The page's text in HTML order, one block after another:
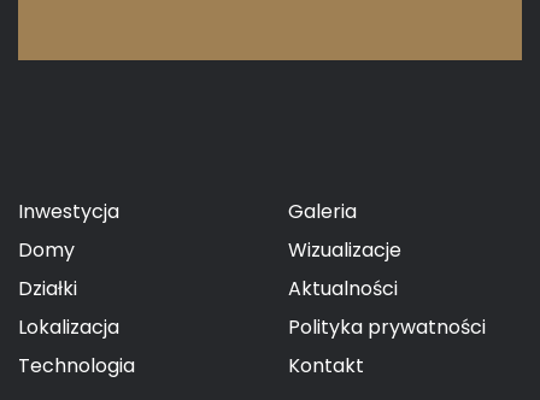
Inwestycja
Domy
Działki
Lokalizacja
Technologia
Galeria
Wizualizacje
Aktualności
Polityka prywatności
Kontakt